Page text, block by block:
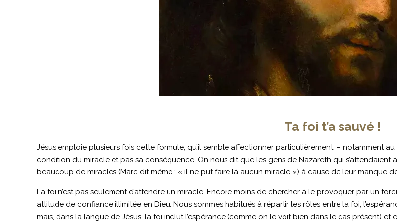
Ta foi t’a sauvé !
Jésus emploie plusieurs fois cette formule, qu’il semble affectionner particulièrement, – notamment
condition du miracle et pas sa conséquence. On nous dit que les gens de Nazareth qui s’attendaient
beaucoup de miracles (Marc dit même : « il ne put faire là aucun miracle ») à cause de leur manque
La foi n’est pas seulement d’attendre un miracle. Encore moins de chercher à le provoquer par un
attitude de confiance illimitée en Dieu. Nous sommes habitués à répartir les rôles entre la foi,
mais, dans la langue de Jésus, la foi inclut l’espérance (comme on le voit bien dans le cas présent)